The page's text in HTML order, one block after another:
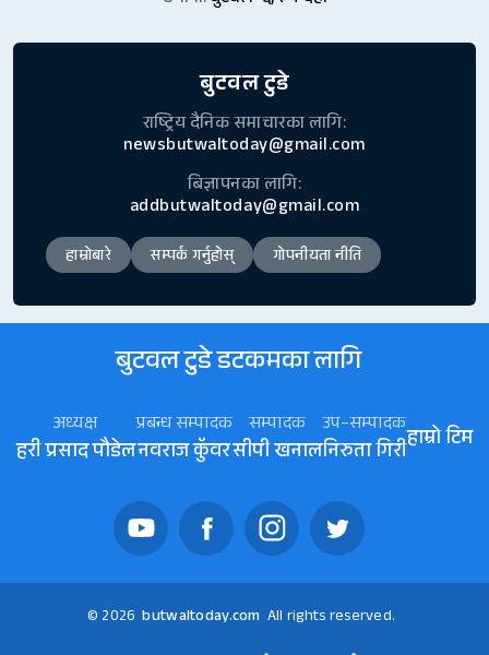
बुटवल टुडे
राष्ट्रिय दैनिक समाचारका लागि:
newsbutwaltoday@gmail.com
बिज्ञापनका लागि:
addbutwaltoday@gmail.com
हाम्रोबारे सम्पर्क गर्नुहोस् गोपनीयता नीति
बुटवल टुडे डटकमका लागि
अध्यक्ष
हरी प्रसाद पौडेल
प्रबन्ध सम्पादक
नवराज कॅुवर
सम्पादक
सीपी खनाल
उप–सम्पादक
निरुता गिरीहाम्रो टिम
© 2026 butwaltoday.com All rights reserved.